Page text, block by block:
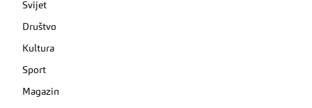
Svijet
Društvo
Kultura
Sport
Magazin